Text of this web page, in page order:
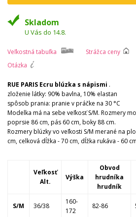
Skladom
U Vás do 14.8.
Veľkostná tabuľka Strážca ceny
Otázka
RUE PARIS Ecru blúzka s nápismi .
zloženie látky: 90% bavlna, 10% elastan
spôsob prania: pranie v práčke na 30 °C
Modelka má na sebe veľkosť S/M. Rozmery
poprsie 86 cm, pás 60 cm, boky 88 cm.
Rozmery blúzky vo veľkosti S/M merané na
cm, celková dĺžka - 70 cm, dĺžka rukáva - 60
Veľkosť
Alt.
Výška
Obvod
hrudníka
hrudník
S/M 36/38
160-
172
82-86